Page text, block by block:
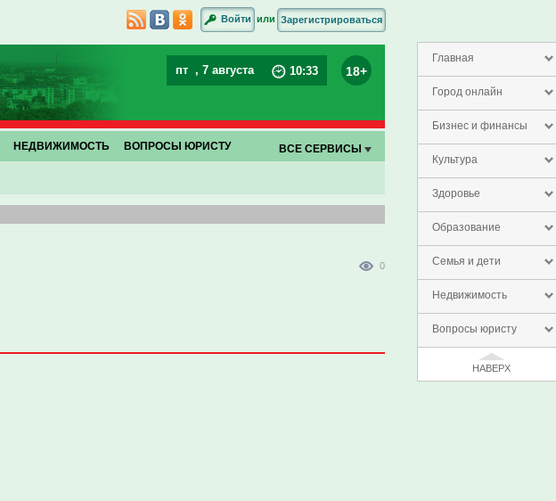
Главная
Город онлайн
Бизнес и финансы
Культура
Здоровье
Образование
Семья и дети
Недвижимость
Вопросы юристу
НАВЕРХ
Войти или Зарегистрироваться
пт , 7 августа 10:33 18+
НЕДВИЖИМОСТЬ ВОПРОСЫ ЮРИСТУ ВСЕ СЕРВИСЫ
0